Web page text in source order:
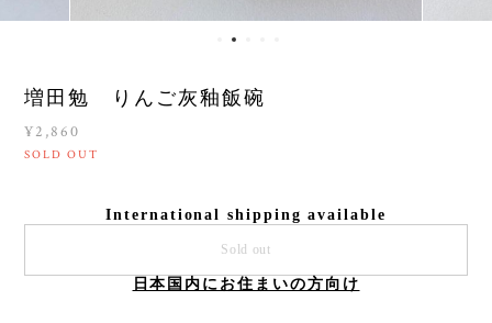
増田勉 りんご灰釉飯碗
¥2,860
SOLD OUT
International shipping available
Sold out
日本国内にお住まいの方向け